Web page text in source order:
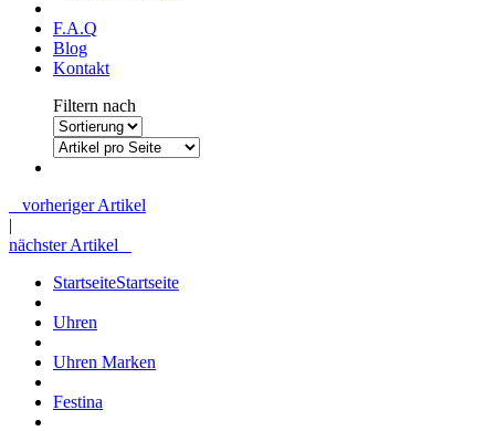
F.A.Q
Blog
Kontakt
Filtern nach
vorheriger Artikel
|
nächster Artikel
StartseiteStartseite
Uhren
Uhren Marken
Festina